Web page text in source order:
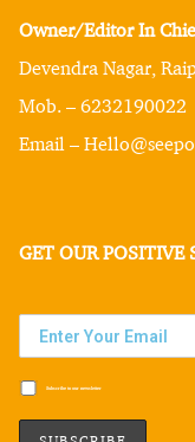
Owner/Editor In
Devendra Nagar,
Mob. – 6232190022
Email –
GET OUR POSITIVE
Subscribe to our newsletter